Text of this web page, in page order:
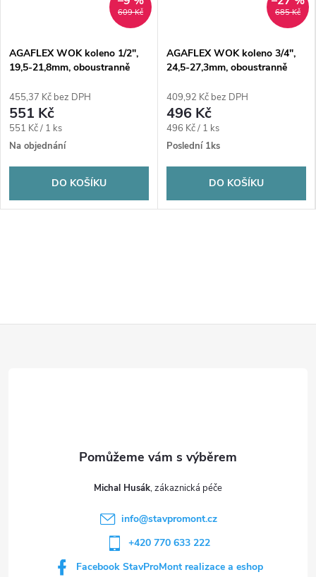
609 Kč
AGAFLEX WOK koleno 1/2",
19,5-21,8mm, oboustranně
455,37 Kč bez DPH
551 Kč
Měrná
cena:
551 Kč / 1 ks
Na objednání
DO KOŠÍKU
685 Kč
AGAFLEX WOK koleno 3/4",
24,5-27,3mm, oboustranně
409,92 Kč bez DPH
496 Kč
Měrná
cena:
496 Kč / 1 ks
Poslední 1ks
DO KOŠÍKU
Michal Husák
info@stavpromont.cz
+420 770 633 222
Facebook StavProMont realizace a eshop